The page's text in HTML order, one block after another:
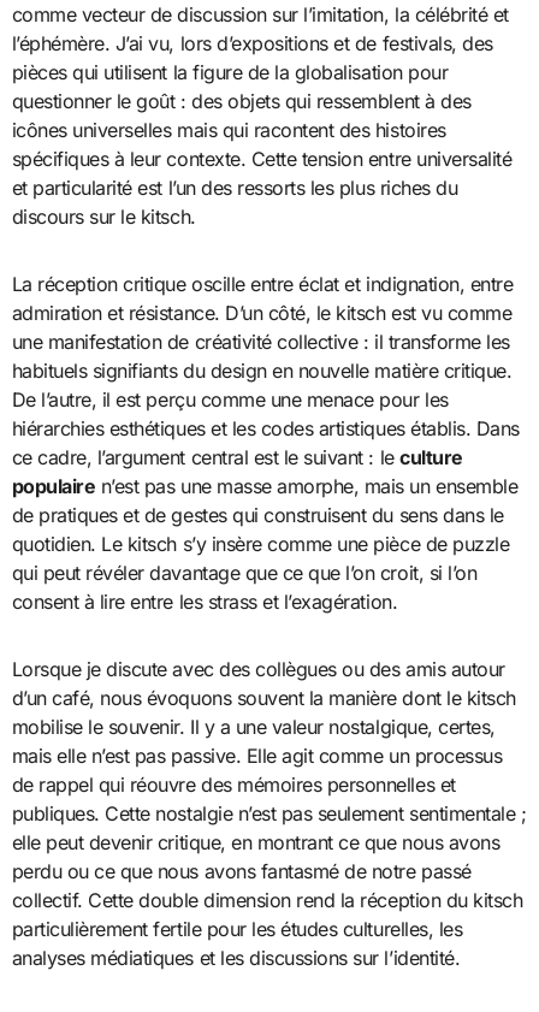
comme vecteur de discussion sur l’imitation, la célébrité et
l’éphémère. J’ai vu, lors d’expositions et de festivals, des
pièces qui utilisent la figure de la globalisation pour
questionner le goût : des objets qui ressemblent à des
icônes universelles mais qui racontent des histoires
spécifiques à leur contexte. Cette tension entre universalité
et particularité est l’un des ressorts les plus riches du
discours sur le kitsch.
La réception critique oscille entre éclat et indignation, entre
admiration et résistance. D’un côté, le kitsch est vu comme
une manifestation de créativité collective : il transforme les
habituels signifiants du design en nouvelle matière critique.
De l’autre, il est perçu comme une menace pour les
hiérarchies esthétiques et les codes artistiques établis. Dans
ce cadre, l’argument central est le suivant : leculture
populaire n’est pas une masse amorphe, mais un ensemble
de pratiques et de gestes qui construisent du sens dans le
quotidien. Le kitsch s’y insère comme une pièce de puzzle
qui peut révéler davantage que ce que l’on croit, si l’on
consent à lire entre les strass et l’exagération.
Lorsque je discute avec des collègues ou des amis autour
d’un café, nous évoquons souvent la manière dont le kitsch
mobilise le souvenir. Il y a une valeur nostalgique, certes,
mais elle n’est pas passive. Elle agit comme un processus
de rappel qui réouvre des mémoires personnelles et
publiques. Cette nostalgie n’est pas seulement sentimentale ;
elle peut devenir critique, en montrant ce que nous avons
perdu ou ce que nous avons fantasmé de notre passé
collectif. Cette double dimension rend la réception du kitsch
particulièrement fertile pour les études culturelles, les
analyses médiatiques et les discussions sur l’identité.